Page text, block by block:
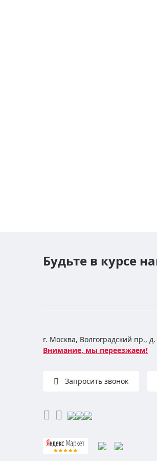
Будьте в курсе
г. Москва, Волгоградский пр.,
Внимание, мы переезжаем!
Запросить звонок